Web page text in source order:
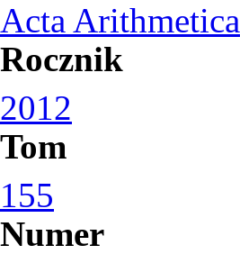
Acta Arithmetica
Rocznik
2012
Tom
155
Numer